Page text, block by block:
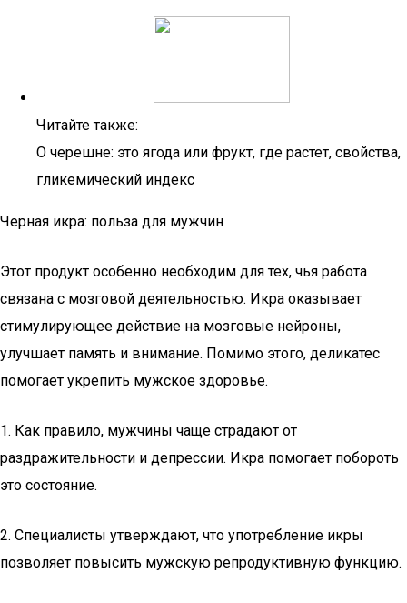
Читайте также:
О черешне: это ягода или фрукт, где растет, свойства,
гликемический индекс
Черная икра: польза для мужчин
Этот продукт особенно необходим для тех, чья работа
связана с мозговой деятельностью. Икра оказывает
стимулирующее действие на мозговые нейроны,
улучшает память и внимание. Помимо этого, деликатес
помогает укрепить мужское здоровье.
1. Как правило, мужчины чаще страдают от
раздражительности и депрессии. Икра помогает побороть
это состояние.
2. Специалисты утверждают, что употребление икры
позволяет повысить мужскую репродуктивную функцию.